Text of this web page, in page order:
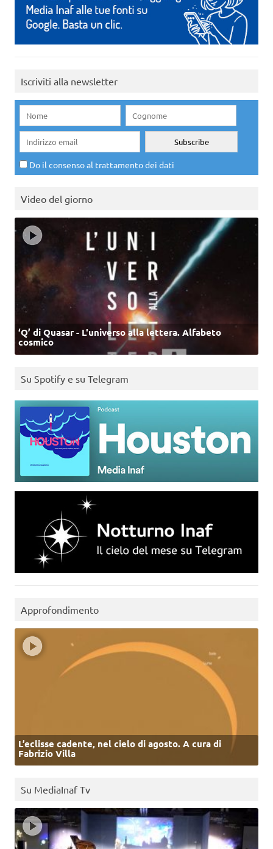
Iscriviti alla newsletter
Do il consenso al trattamento dei dati
Video del giorno
‘Q’ di Quasar - L'universo alla lettera. Alfabeto
cosmico
Su Spotify e su Telegram
Approfondimento
L’eclisse cadente, nel cielo di agosto. A cura di
Fabrizio Villa
Su MediaInaf Tv